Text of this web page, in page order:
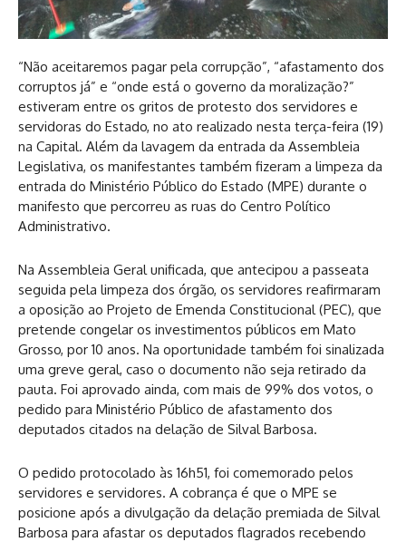
“Não aceitaremos pagar pela corrupção”, “afastamento dos
corruptos já” e “onde está o governo da moralização?”
estiveram entre os gritos de protesto dos servidores e
servidoras do Estado, no ato realizado nesta terça-feira (19)
na Capital. Além da lavagem da entrada da Assembleia
Legislativa, os manifestantes também fizeram a limpeza da
entrada do Ministério Público do Estado (MPE) durante o
manifesto que percorreu as ruas do Centro Político
Administrativo.
Na Assembleia Geral unificada, que antecipou a passeata
seguida pela limpeza dos órgão, os servidores reafirmaram
a oposição ao Projeto de Emenda Constitucional (PEC), que
pretende congelar os investimentos públicos em Mato
Grosso, por 10 anos. Na oportunidade também foi sinalizada
uma greve geral, caso o documento não seja retirado da
pauta. Foi aprovado ainda, com mais de 99% dos votos, o
pedido para Ministério Público de afastamento dos
deputados citados na delação de Silval Barbosa.
O pedido protocolado às 16h51, foi comemorado pelos
servidores e servidores. A cobrança é que o MPE se
posicione após a divulgação da delação premiada de Silval
Barbosa para afastar os deputados flagrados recebendo